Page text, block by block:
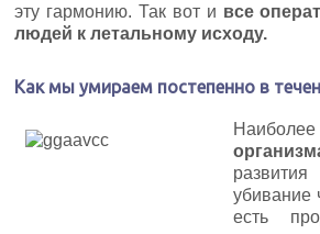
эту гармонию. Так вот и все
людей к летальному исходу.
Как мы умираем постепенно в
убивание
есть